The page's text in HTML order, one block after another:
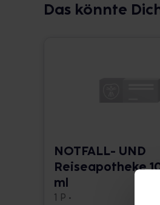
Das könnte
NOTFALL- UND
Reiseapotheke
ml
1 P •